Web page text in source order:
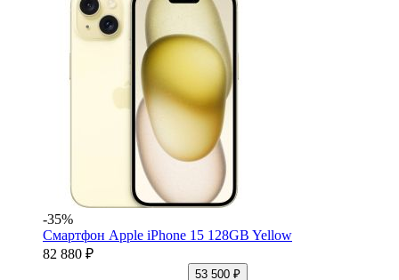
-35%
Смартфон Apple iPhone 15 128GB Yellow
82 880 ₽
53 500 ₽